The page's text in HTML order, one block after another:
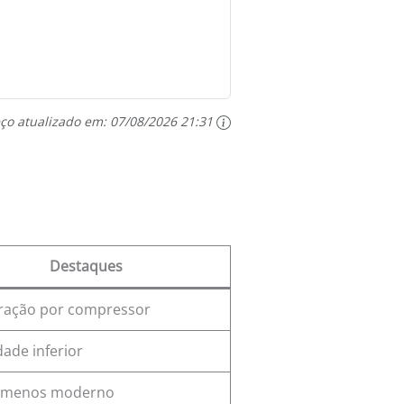
atualizado em: 07/08/2026 21:31
Destaques
por compressor
inferior
moderno